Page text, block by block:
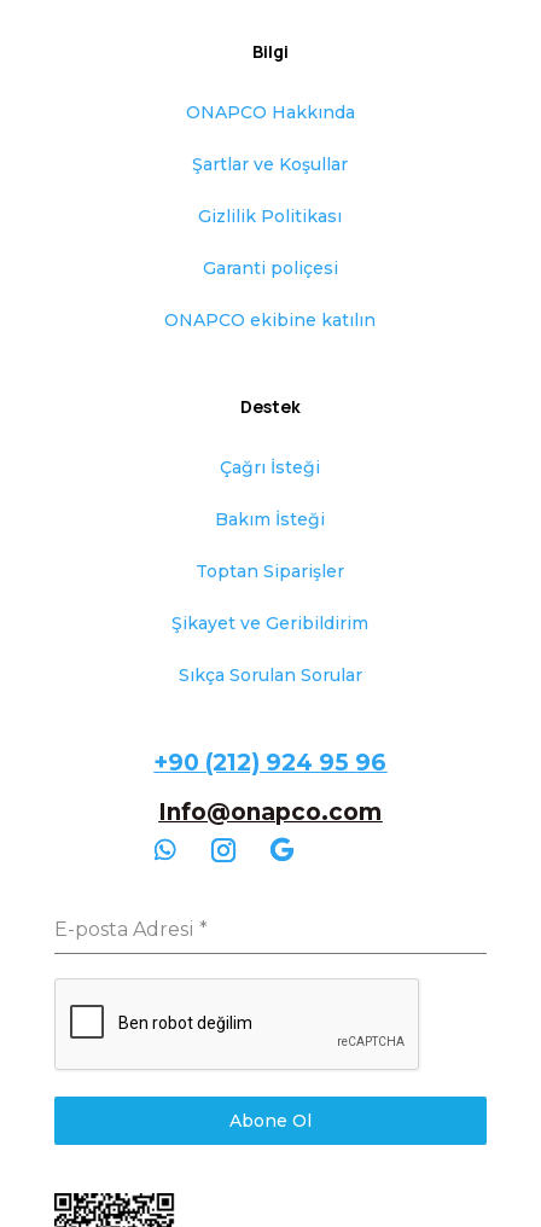
Bilgi
ONAPCO Hakkında
Şartlar ve Koşullar
Gizlilik Politikası
Garanti poliçesi
ONAPCO ekibine katılın
Destek
Çağrı İsteği
Bakım İsteği
Toptan Siparişler
Şikayet ve Geribildirim
Sıkça Sorulan Sorular
+90 (212) 924 95 96
Info@onapco.com
E-posta Adresi *
Abone Ol